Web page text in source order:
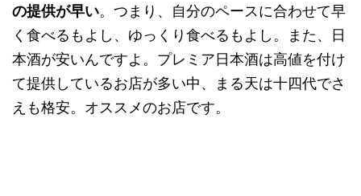
の提供が早い。つまり、自分のペースに合わせて早
く食べるもよし、ゆっくり食べるもよし。また、日
本酒が安いんですよ。プレミア日本酒は高値を付け
て提供しているお店が多い中、まる天は十四代でさ
えも格安。オススメのお店です。